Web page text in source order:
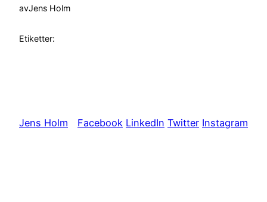
avJens Holm
Etiketter:
Jens Holm Facebook LinkedIn Twitter Instagram